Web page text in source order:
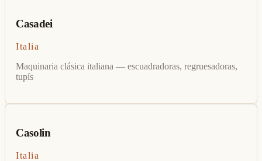
Casadei
Italia
Maquinaria clásica italiana — escuadradoras, regruesadoras,
tupís
Casolin
Italia